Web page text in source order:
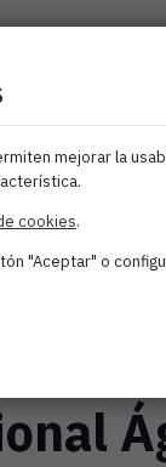
mejorar la
cookies.
"Aceptar" o